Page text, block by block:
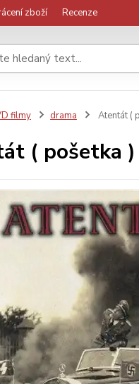
zboží Recenze
filmy drama Atentát (
( pošetka )